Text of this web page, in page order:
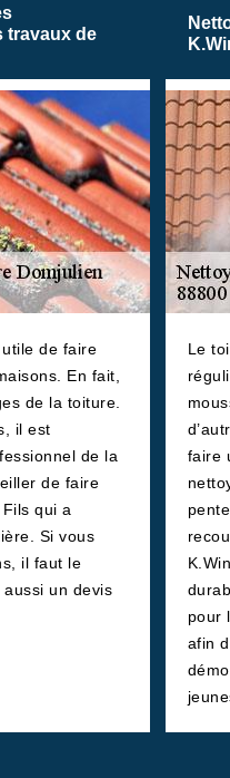
travaux de
de faire
En fait,
de la toiture.
il est
de la
de faire
qui a
Si vous
il faut le
un devis
Le
faire
pour
afin